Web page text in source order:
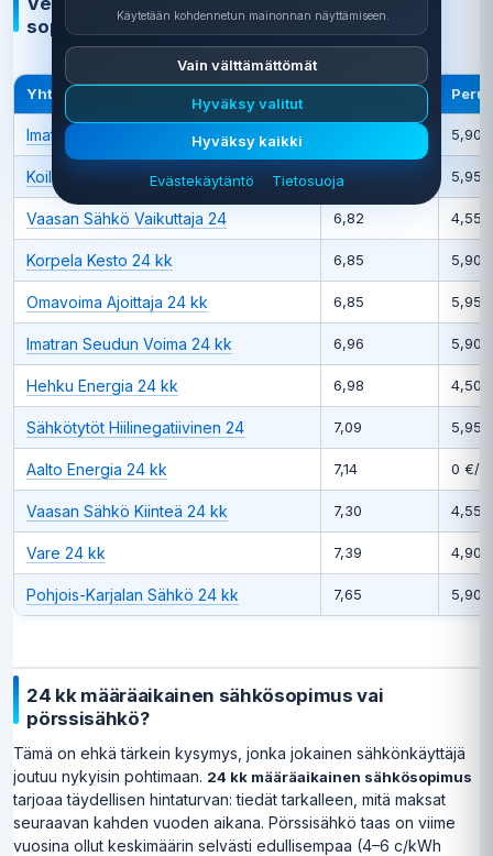
sopimukset Sähköale.fi:ssä
Yhtiö & sopimus Hinta c/kWh
Imatran Seudun Sähkö Voima Joustava 5,90
Koillis-Satakunnan JoustoWirta 6,65 5,95
Vaasan Sähkö Vaikuttaja 24 6,82 4,55
Korpela Kesto 24 kk 6,85 5,90
Omavoima Ajoittaja 24 kk 6,85 5,95
Imatran Seudun Voima 24 kk 6,96 5,90
Hehku Energia 24 kk 6,98 4,50
Sähkötytöt Hiilinegatiivinen 24 7,09 5,95
Aalto Energia 24 kk 7,14 0 €/
Vaasan Sähkö Kiinteä 24 kk 7,30 4,55
Vare 24 kk 7,39 4,90
Pohjois-Karjalan Sähkö 24 kk 7,65 5,90
24 kk määräaikainen sähkösopimus vai
pörssisähkö?
Tämä on ehkä tärkein kysymys, jonka jokainen sähkönkäyttäjä
joutuu nykyisin pohtimaan. 24 kk määräaikainen sähkösopimus
tarjoaa täydellisen hintaturvan: tiedät tarkalleen, mitä maksat
seuraavan kahden vuoden aikana. Pörssisähkö taas on viime
vuosina ollut keskimäärin selvästi edullisempaa (4–6 c/kWh
Käytetään kohdennetun mainonnan näyttämiseen.
Vain välttämättömät
Hyväksy valitut
Hyväksy kaikki
Evästekäytäntö Tietosuoja